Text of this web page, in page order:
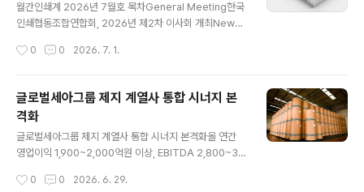
적발하고 제재 조치를 내린 것에 따른 후속 조치로, 담합 기
간 동안 막대한 타격을 입은 전국 중소 인쇄업체들의 실질
원회 조사 결과에 따르면, 적발된 6개 인쇄용지 제지사들
월간인쇄계 2026년 7월호 목차General Meeting한국
인쇄협동조합연합회, 2026년 제2차 이사회 개최News
회 부산인쇄인골프대회’ 개최업계소식Interview제9회 전
rence풀리시코리아, 서울인쇄센터에 디지털 라벨/패키징
인쇄 데모센터 구축Visit미국 미시간 주립대 패키징학과,
에이스기계 방문Open House•춘천인쇄, 하이엔드 컬러
디지털 인쇄기 AccurioPress C14010S 도입 오픈하우
스 개최•HP코리아 인디고 사업부, HP 인디고 ㈜영신팩
징 산업의 혁신을 이끌 ‘스마트 물류 자동화 & 원스톱 후가
0 0 2026. 7. 1.
글로벌세아그룹 제지 계열사 통합 시너지 본
격화
글로벌세아그룹 제지 계열사 통합 시너지 본격화올 연간
영업이익 1,900~2,000억원 이상, EBITDA 2,800~3,0
너지가 본격화되고 있다. 글로벌세아그룹의 제지 계열사는
0 0 2026. 6. 29.